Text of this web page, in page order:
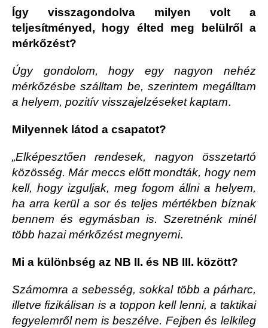
Így visszagondolva milyen volt a
teljesítményed, hogy élted meg belülről a
mérkőzést?
Úgy gondolom, hogy egy nagyon nehéz
mérkőzésbe szálltam be, szerintem megálltam
a helyem, pozitív visszajelzéseket kaptam.
Milyennek látod a csapatot?
„Elképesztően rendesek, nagyon összetartó
közösség. Már meccs előtt mondták, hogy nem
kell, hogy izguljak, meg fogom állni a helyem,
ha arra kerül a sor és teljes mértékben bíznak
bennem és egymásban is. Szeretnénk minél
több hazai mérkőzést megnyerni.
Mi a különbség az NB II. és NB III. között?
Számomra a sebesség, sokkal több a párharc,
illetve fizikálisan is a toppon kell lenni, a taktikai
fegyelemről nem is beszélve. Fejben és lelkileg